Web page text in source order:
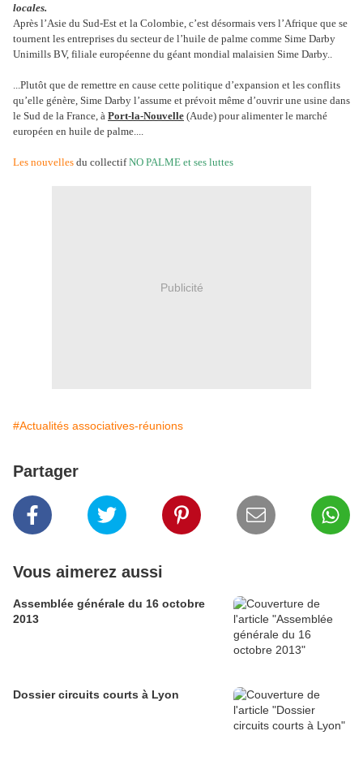
locales.
Après l’Asie du Sud-Est et la Colombie, c’est désormais vers l’Afrique que se
tournent les entreprises du secteur de l’huile de palme comme Sime Darby
Unimills BV, filiale européenne du géant mondial malaisien Sime Darby..
...Plutôt que de remettre en cause cette politique d’expansion et les conflits
qu’elle génère, Sime Darby l’assume et prévoit même d’ouvrir une usine dans
le Sud de la France, à Port-la-Nouvelle (Aude) pour alimenter le marché
européen en huile de palme....
Les nouvelles du collectifNO PALME et ses luttes
Publicité
#Actualités associatives-réunions
Partager
Vous aimerez aussi
Assemblée générale du 16 octobre
2013
Dossier circuits courts à Lyon